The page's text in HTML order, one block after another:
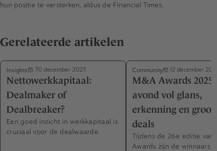
hun positie te versterken, aldus de Financial Times.
Gerelateerde artikelen
Insights 30 december 2025
Nettowerkkapitaal:
Dealmaker of
Dealbreaker?
Een goed inzicht in werkkapitaal is
cruciaal voor de dealwaarde.
Community 12 december
M&A Awards 2025:
avond vol glans,
erkenning en
deals
Tijdens de 26e editie van
Awards zijn de winnaars